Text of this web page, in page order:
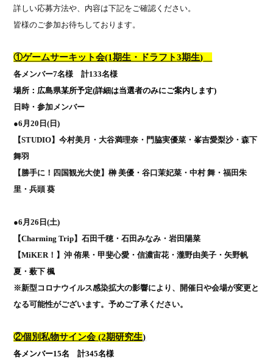
詳しい応募方法や、内容は下記をご確認ください。
皆様のご参加お待ちしております。
①ゲームサーキット会(1期生・ドラフト3期生)
各メンバー7名様 計133名様
場所：広島県某所予定(詳細は当選者のみにご案内します)
日時・参加メンバー
●6 月20 日( 日)
【STUDIO】今村美月・大谷満理奈・門脇実優菜・峯吉愛梨沙・森下
舞羽
【勝手に！四国観光大使】榊 美優・谷口茉妃菜・中村 舞・福田朱
里・兵頭 葵
●6 月26 日(土)
【Charming Trip】石田千穂・石田みなみ・岩田陽菜
【MiKER！】沖 侑果・甲斐心愛・信濃宙花・瀧野由美子・矢野帆
夏・薮下 楓
※新型コロナウイルス感染拡大の影響により、開催日や会場が変更と
なる可能性がございます。予めご了承ください。
②個別私物サイン会(2期研究生)
各メンバー15名 計345名様